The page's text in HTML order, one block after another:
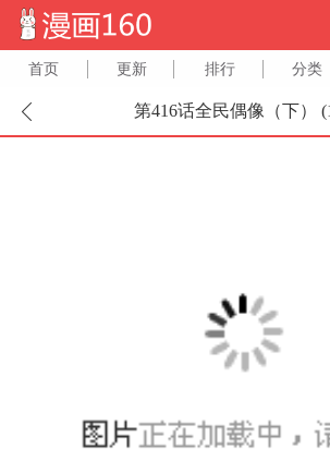
首页 更新 排行 分类
第416话全民偶像（下） (